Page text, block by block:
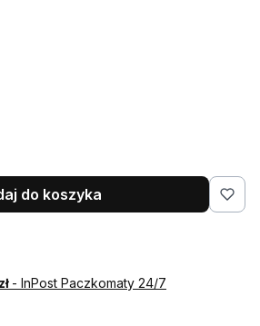
do koszyka
- InPost Paczkomaty 24/7